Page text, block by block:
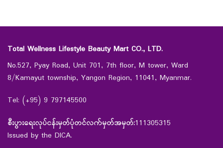
Total Wellness Lifestyle Beauty Mart CO., LTD.
No.527, Pyay Road, Unit 701, 7th floor, M tower, Ward
8/Kamayut township, Yangon Region, 11041, Myanmar.
Tel: (+95) 9 797145500
စီးပွားရေးလုပ်ငန်းမှတ်ပုံတင်လက်မှတ်အမှတ်:111305315
Issued by the DICA.